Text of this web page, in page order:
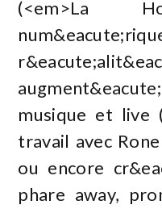
(<em>La
musique et live
travail avec
ou encore
phare away,